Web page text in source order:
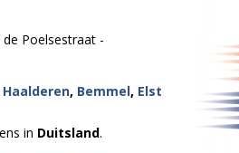
Poelsestraat -
Haalderen, Bemmel, Elst
in Duitsland.